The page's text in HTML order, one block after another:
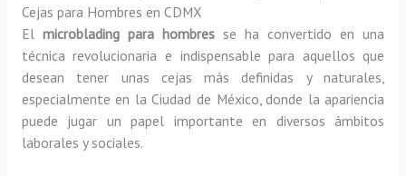
Cejas para Hombres en CDMX
El microblading para hombresse ha convertido en una
técnica revolucionaria e indispensable para aquellos que
desean tener unas cejas más definidas y naturales,
especialmente en la Ciudad de México, donde la apariencia
puede jugar un papel importante en diversos ámbitos
laborales y sociales.